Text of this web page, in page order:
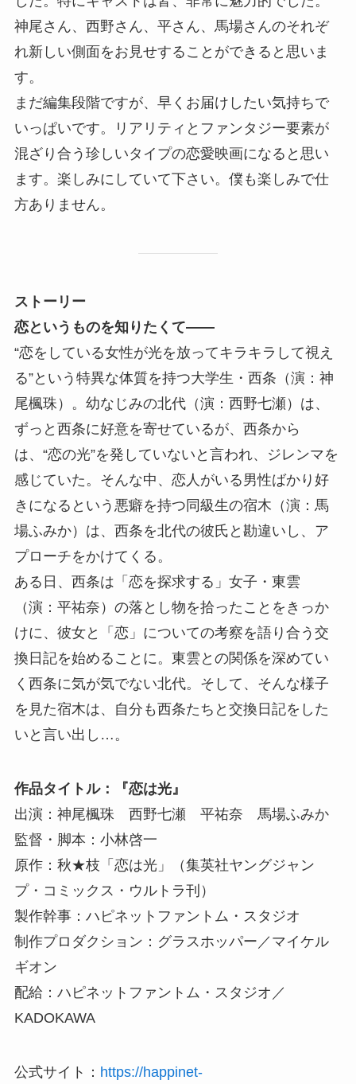
神尾さん、西野さん、平さん、馬場さんのそれぞ
れ新しい側面をお見せすることができると思いま
す。
まだ編集段階ですが、早くお届けしたい気持ちで
いっぱいです。リアリティとファンタジー要素が
混ざり合う珍しいタイプの恋愛映画になると思い
ます。楽しみにしていて下さい。僕も楽しみで仕
方ありません。
ストーリー
恋というものを知りたくて――
“恋をしている女性が光を放ってキラキラして視え
る”という特異な体質を持つ大学生・西条（演：神
尾楓珠）。幼なじみの北代（演：西野七瀬）は、
ずっと西条に好意を寄せているが、西条から
は、“恋の光”を発していないと言われ、ジレンマを
感じていた。そんな中、恋人がいる男性ばかり好
きになるという悪癖を持つ同級生の宿木（演：馬
場ふみか）は、西条を北代の彼氏と勘違いし、ア
プローチをかけてくる。
ある日、西条は「恋を探求する」女子・東雲
（演：平祐奈）の落とし物を拾ったことをきっか
けに、彼女と「恋」についての考察を語り合う交
換日記を始めることに。東雲との関係を深めてい
く西条に気が気でない北代。そして、そんな様子
を見た宿木は、自分も西条たちと交換日記をした
いと言い出し…。
作品タイトル：『恋は光』
出演：神尾楓珠 西野七瀬 平祐奈 馬場ふみか
監督・脚本：小林啓一
原作：秋★枝「恋は光」（集英社ヤングジャン
プ・コミックス・ウルトラ刊）
製作幹事：ハピネットファントム・スタジオ
制作プロダクション：グラスホッパー／マイケル
ギオン
配給：ハピネットファントム・スタジオ／
KADOKAWA
公式サイト： https://happinet-